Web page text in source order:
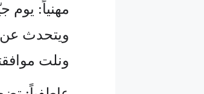
مهنياً: يوم
ويتحدث عن
ونلت